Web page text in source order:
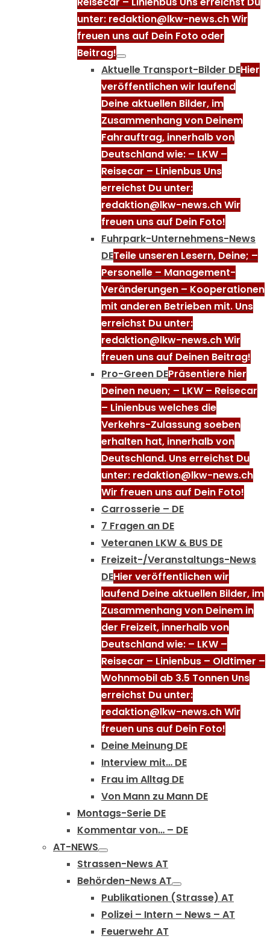
unter: redaktion@lkw-news.ch Wir
freuen uns auf Dein Foto oder
Beitrag!
Aktuelle Transport-Bilder DEHier
veröffentlichen wir laufend
Deine aktuellen Bilder, im
Zusammenhang von Deinem
Fahrauftrag, innerhalb von
Deutschland wie: – LKW –
Reisecar – Linienbus Uns
erreichst Du unter:
redaktion@lkw-news.ch Wir
freuen uns auf Dein Foto!
Fuhrpark-Unternehmens-News
DETeile unseren Lesern, Deine; –
Personelle – Management-
Veränderungen – Kooperationen
mit anderen Betrieben mit. Uns
erreichst Du unter:
redaktion@lkw-news.ch Wir
freuen uns auf Deinen Beitrag!
Pro-Green DEPräsentiere hier
Deinen neuen; – LKW – Reisecar
– Linienbus welches die
Verkehrs-Zulassung soeben
erhalten hat, innerhalb von
Deutschland. Uns erreichst Du
unter: redaktion@lkw-news.ch
Wir freuen uns auf Dein Foto!
Carrosserie – DE
7 Fragen an DE
Veteranen LKW & BUS DE
Freizeit-/Veranstaltungs-News
DEHier veröffentlichen wir
laufend Deine aktuellen Bilder, im
Zusammenhang von Deinem in
der Freizeit, innerhalb von
Deutschland wie: – LKW –
Reisecar – Linienbus – Oldtimer –
Wohnmobil ab 3.5 Tonnen Uns
erreichst Du unter:
redaktion@lkw-news.ch Wir
freuen uns auf Dein Foto!
Deine Meinung DE
Interview mit… DE
Frau im Alltag DE
Von Mann zu Mann DE
Montags-Serie DE
Kommentar von… – DE
AT-NEWS
Strassen-News AT
Behörden-News AT
Publikationen (Strasse) AT
Polizei – Intern – News – AT
Feuerwehr AT